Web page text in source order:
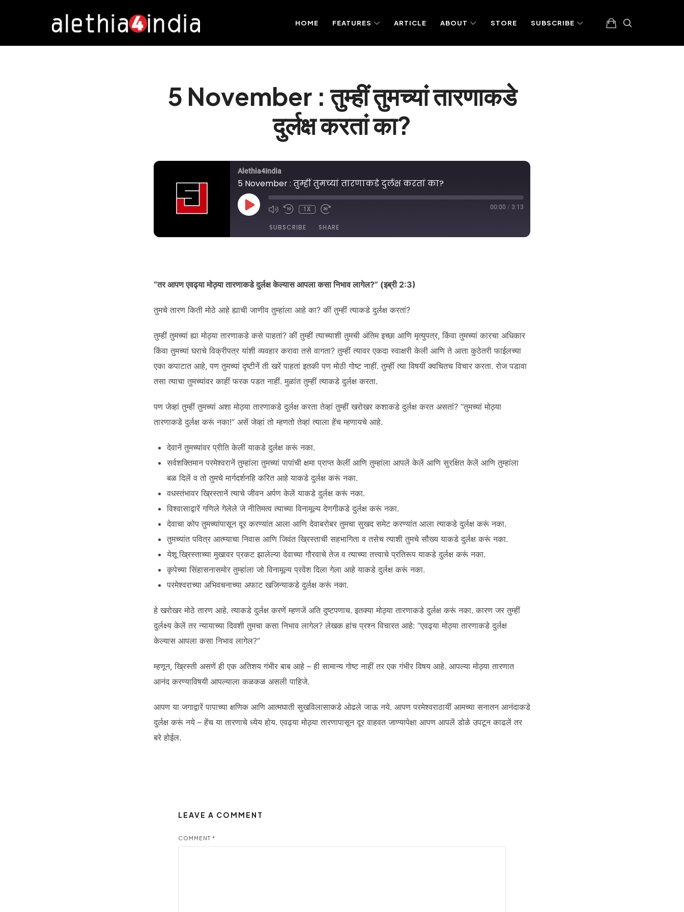
Alethia4India HOME FEATURES ARTICLE ABOUT STORE SUBSCRIBE
5 November : तुम्हीं तुमच्यां तारणाकडे
दुर्लक्ष करतां का?
Alethia4India
5 November : तुम्हीं तुमच्यां तारणाकडे दुर्लक्ष करतां का?
PLAY
EPISODE
1X 00:00 / 3:13
SUBSCRIBE SHARE
LINK
EMBED
“तर आपण एवढ्या मोठ्या तारणाकडे दुर्लक्ष केल्यास आपला कसा निभाव लागेल?” (इब्री 2:3)
तुमचे तारण किती मोठे आहे ह्याची जाणीव तुम्हांला आहे का? कीं तुम्हीं त्याकडे दुर्लक्ष करतां?
तुम्हीं तुमच्यां ह्या मोठ्या तारणाकडे कसे पाहतां? कीं तुम्हीं त्याच्याशी तुमची अंतिम इच्छा आणि मृत्युपत्र, किंवा तुमच्यां कारचा अधिकार
किंवा तुमच्यां घराचे विक्रीपत्र यांशी व्यवहार करावा तसे वागता? तुम्हीं त्यावर एकदा स्वाक्षरी केली आणि ते आता कुठेतरी फाईलच्या
एका कपाटात आहे, पण तुमच्यां दृष्टीनें ती खरें पाहतां इतकी पण मोठी गोष्ट नाहीं. तुम्हीं त्या विषयीं क्वचितच विचार करता. रोज पडावा
तसा त्याचा तुमच्यांवर काहीं फरक पडत नाहीं. मुळांत तुम्हीं त्याकडे दुर्लक्ष करता.
पण जेव्हां तुम्हीं तुमच्यां अशा मोठ्या तारणाकडे दुर्लक्ष करता तेव्हां तुम्हीं खरोखर कशाकडे दुर्लक्ष करत असतां? “तुमच्यां मोठ्या
तारणाकडे दुर्लक्ष करूं नका!“ असें जेव्हां तो म्हणतो तेव्हां त्याला हेंच म्हणायचे आहे.
देवानें तुमच्यांवर प्रीति केलीं याकडे दुर्लक्ष करूं नका.
सर्वशक्तिमान परमेश्वरानें तुम्हांला तुमच्यां पापांची क्षमा प्राप्त केलीं आणि तुम्हांला आपलें केलें आणि सुरक्षित केलें आणि तुम्हांला
बळ दिलें व तो तुमचे मार्गदर्शनहि करित आहे याकडे दुर्लक्ष करूं नका.
वधस्तंभावर ख्रिस्तानें त्याचे जीवन अर्पण केलें याकडे दुर्लक्ष करूं नका.
विश्वासाद्वारें गणिले गेलेले जे नीतिमत्व त्याच्या विनामूल्य देणगीकडे दुर्लक्ष करूं नका.
देवाचा कोप तुमच्यांपासून दूर करण्यांत आला आणि देवाबरोबर तुमचा सुखद समेट करण्यांत आला त्याकडे दुर्लक्ष करूं नका.
तुमच्यांत पवित्र आत्म्याचा निवास आणि जिवंत ख्रिस्ताची सहभागिता व तसेच त्याशी तुमचे सौख्य याकडे दुर्लक्ष करूं नका.
येशू ख्रिस्ताच्या मुखावर प्रकट झालेल्या देवाच्या गौरवाचे तेज व त्याच्या तत्त्वाचे प्रतिरूप याकडे दुर्लक्ष करूं नका.
कृपेच्या सिंहासनासमोर तुम्हांला जो विनामूल्य प्रवेंश दिला गेला आहे याकडे दुर्लक्ष करूं नका.
परमेश्वराच्या अभिवचनाच्या अफाट खजिन्याकडे दुर्लक्ष करूं नका.
हे खरोखर मोठे तारण आहे. त्याकडे दुर्लक्ष करणें म्हणजें अति दुष्टपणाच. इतक्या मोठ्या तारणाकडे दुर्लक्ष करूं नका. कारण जर तुम्हीं
दुर्लक्ष्य केलें तर न्यायाच्या दिवशी तुमचा कसा निभाव लागेल? लेखक हांच प्रश्न विचारत आहे: “एवढ्या मोठ्या तारणाकडे दुर्लक्ष
केल्यास आपला कसा निभाव लागेल?”
म्हणून, ख्रिस्ती असणें ही एक अतिशय गंभीर बाब आहे – ही सामान्य गोष्ट नाहीं तर एक गंभीर विषय आहे. आपल्या मोठ्या तारणात
आनंद करण्याविषयी आपल्याला कळकळ असली पाहिजे.
आपण या जगाद्वारें पापाच्या क्षणिक आणि आत्मघाती सुखविलासाकडे ओढले जाऊ नये. आपण परमेश्वराठायीं आमच्या सनातन आनंदाकडे
दुर्लक्ष करूं नये – हेंच या तारणाचे ध्येय होय. एवढ्या मोठ्या तारणापासून दूर वाहवत जाण्यापेक्षा आपण आपलें डोळे उपटून काढलें तर
बरे होईल.
LEAVE A COMMENT
COMMENT *